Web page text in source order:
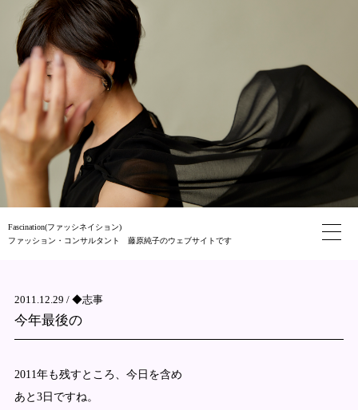
Fascination(ファッシネイション)
ファッション・コンサルタント 藤原純子のウェブサイトです
2011.12.29 / ◆志事
今年最後の
2011年も残すところ、今日を含め
あと3日ですね。